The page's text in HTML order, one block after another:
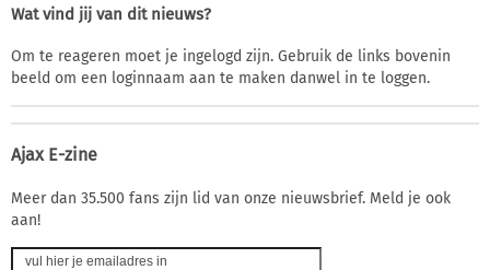
Wat vind jij van dit nieuws?
Om te reageren moet je ingelogd zijn. Gebruik de links bovenin
beeld om een loginnaam aan te maken danwel in te loggen.
Ajax E-zine
Meer dan 35.500 fans zijn lid van onze nieuwsbrief. Meld je ook
aan!